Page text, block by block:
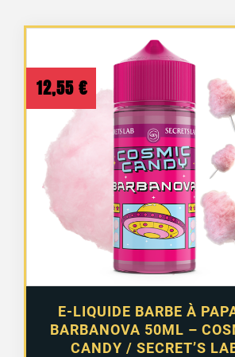
E-LIQUIDE BARBE À
BARBANOVA 50ML –
CANDY / SECRET’S
12,55 €